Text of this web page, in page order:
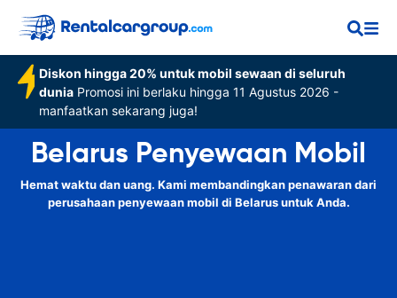
Diskon hingga 20% untuk mobil sewaan di seluruh
dunia Promosi ini berlaku hingga 11 Agustus 2026 -
manfaatkan sekarang juga!
Belarus Penyewaan Mobil
Hemat waktu dan uang. Kami membandingkan penawaran dari
perusahaan penyewaan mobil di Belarus untuk Anda.